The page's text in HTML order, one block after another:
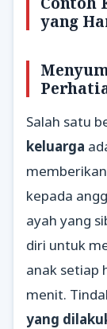
yang
Salah satu
keluarga
kepada
ayah yang
diri untuk
anak setiap
menit.
yang